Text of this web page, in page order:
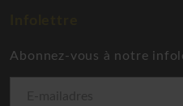
Abonnez-vous à notre